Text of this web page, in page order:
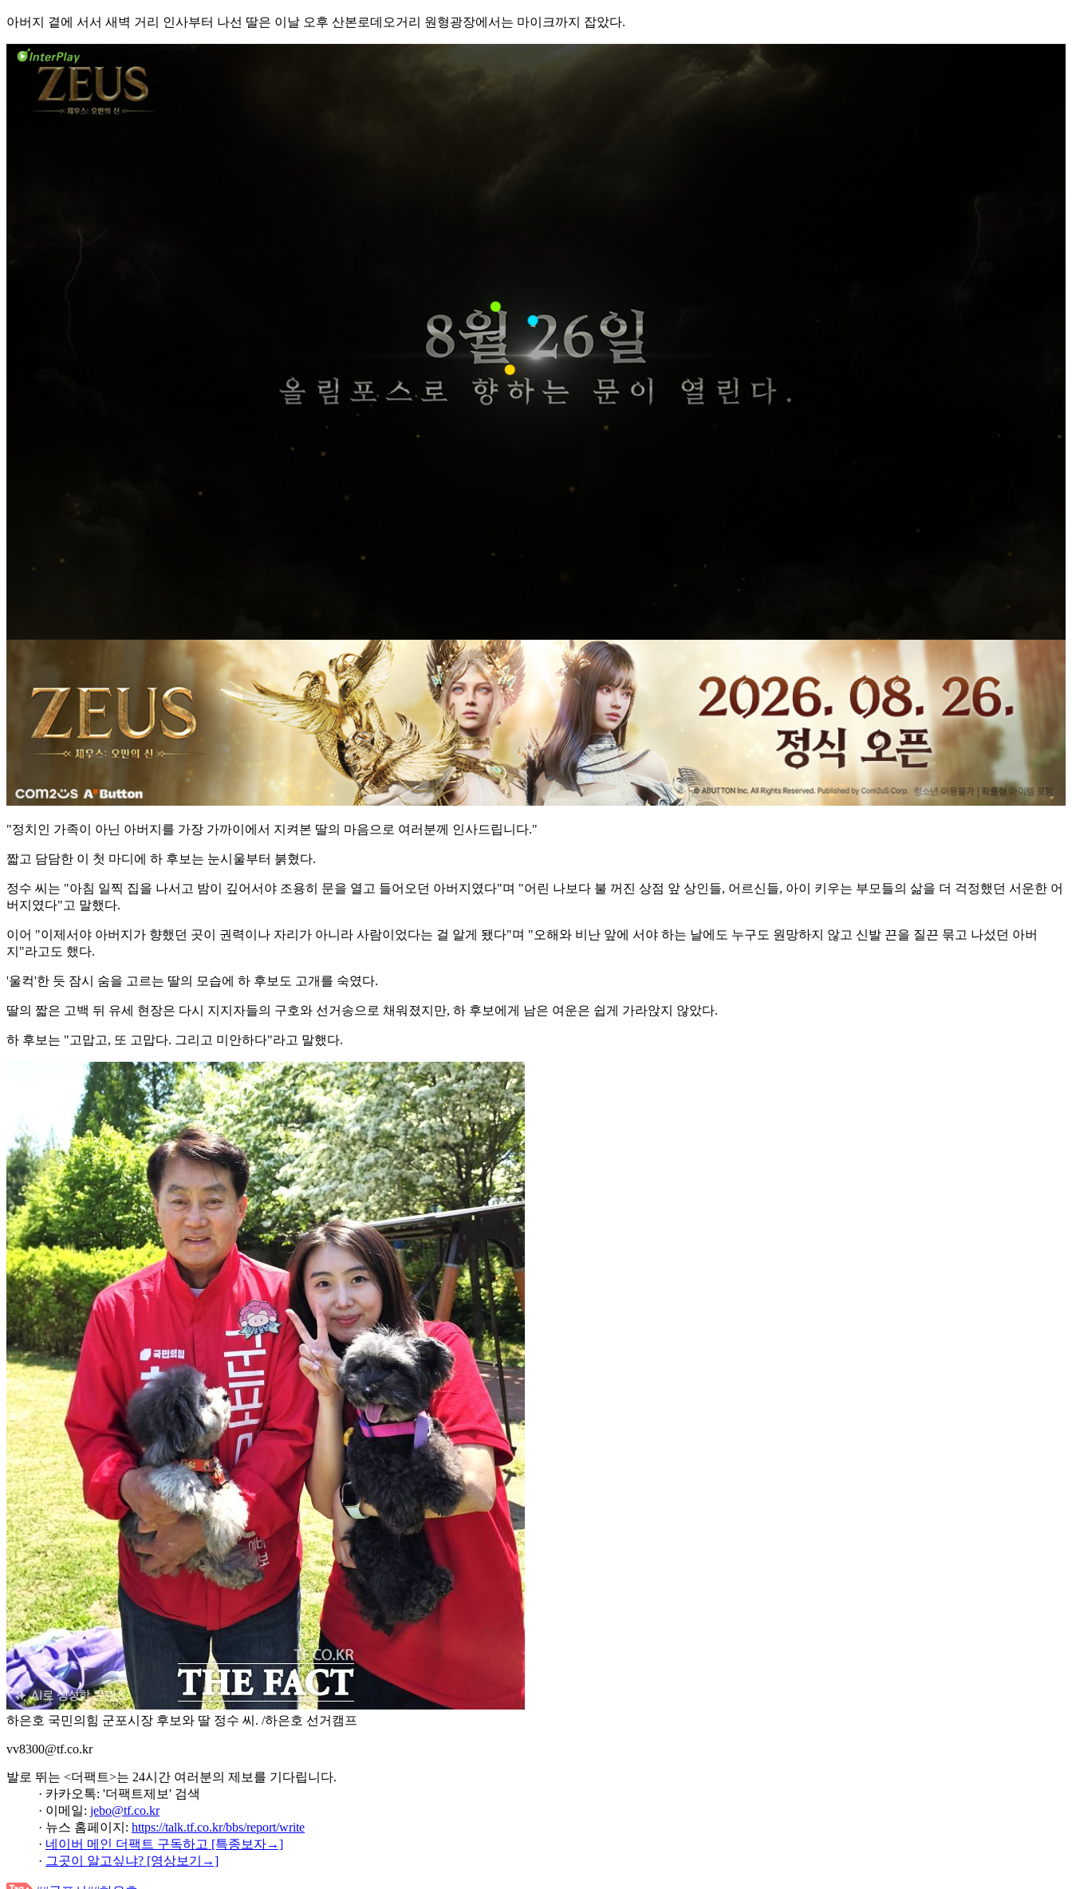
아버지 곁에 서서 새벽 거리 인사부터 나선 딸은 이날 오후 산본로데오거리 원형광장에서는 마이크까지 잡았다.
"정치인 가족이 아닌 아버지를 가장 가까이에서 지켜본 딸의 마음으로 여러분께 인사드립니다."
짧고 담담한 이 첫 마디에 하 후보는 눈시울부터 붉혔다.
정수 씨는 "아침 일찍 집을 나서고 밤이 깊어서야 조용히 문을 열고 들어오던 아버지였다"며 "어린 나보다 불 꺼진 상점 앞 상인들, 어르신들, 아이 키우는 부모들의 삶을 더 걱정했던 서운한 어
버지였다"고 말했다.
이어 "이제서야 아버지가 향했던 곳이 권력이나 자리가 아니라 사람이었다는 걸 알게 됐다"며 "오해와 비난 앞에 서야 하는 날에도 누구도 원망하지 않고 신발 끈을 질끈 묶고 나섰던 아버
지"라고도 했다.
'울컥'한 듯 잠시 숨을 고르는 딸의 모습에 하 후보도 고개를 숙였다.
딸의 짧은 고백 뒤 유세 현장은 다시 지지자들의 구호와 선거송으로 채워졌지만, 하 후보에게 남은 여운은 쉽게 가라앉지 않았다.
하 후보는 "고맙고, 또 고맙다. 그리고 미안하다"라고 말했다.
하은호 국민의힘 군포시장 후보와 딸 정수 씨. /하은호 선거캠프
vv8300@tf.co.kr
발로 뛰는 <더팩트>는 24시간 여러분의 제보를 기다립니다.
· 카카오톡: '더팩트제보' 검색
· 이메일: jebo@tf.co.kr
· 뉴스 홈페이지: https://talk.tf.co.kr/bbs/report/write
· 네이버 메인 더팩트 구독하고 [특종보자→]
· 그곳이 알고싶냐? [영상보기→]